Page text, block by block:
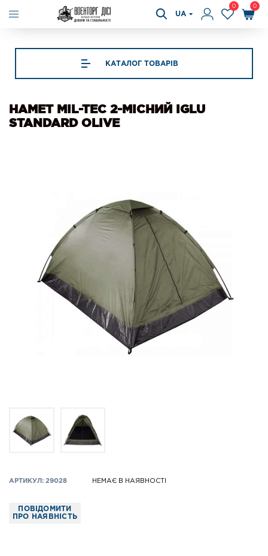
UA
0 0
КАТАЛОГ ТОВАРІВ
НАМЕТ MIL-TEC 2-МІСНИЙ IGLU
STANDARD OLIVE
АРТИКУЛ: 29028 НЕМАЄ В НАЯВНОСТІ
ПОВІДОМИТИ
ПРО НАЯВНІСТЬ